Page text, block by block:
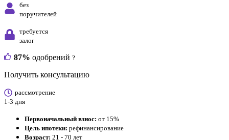
без
поручителей
требуется
залог
87% одобрений ?
Получить консультацию
рассмотрение
1-3 дня
Первоначальный взнос: от 15%
Цель ипотеки: рефинансирование
Возраст: 21 - 70 лет